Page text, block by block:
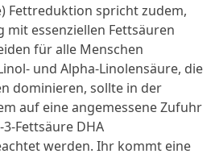
Fettreduktion spricht zudem,
mit essenziellen Fettsäuren
für alle Menschen
und Alpha-Linolensäure, die
dominieren, sollte in der
auf eine angemessene Zufuhr
Fettsäure DHA
werden. Ihr kommt eine